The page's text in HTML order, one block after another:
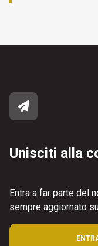
Unisciti alla
Entra a far parte del
sempre aggiornato